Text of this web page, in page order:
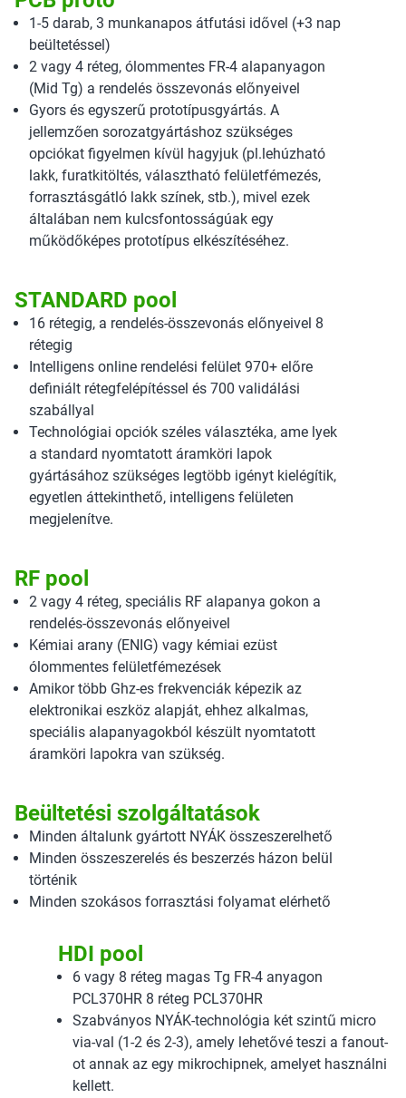
1-5 darab, 3 munkanapos átfutási idővel (+3 nap
beültetéssel)
2 vagy 4 réteg, ólommentes FR-4 alapanyagon
(Mid Tg) a rendelés összevonás előnyeivel
Gyors és egyszerű prototípusgyártás. A
jellemzően sorozatgyártáshoz szükséges
opciókat figyelmen kívül hagyjuk (pl.lehúzható
lakk, furatkitöltés, választható felületfémezés,
forrasztásgátló lakk színek, stb.), mivel ezek
általában nem kulcsfontosságúak egy
működőképes prototípus elkészítéséhez.
STANDARD pool
16 rétegig, a rendelés-összevonás előnyeivel 8
rétegig
Intelligens online rendelési felület 970+ előre
definiált rétegfelépítéssel és 700 validálási
szabállyal
Technológiai opciók széles választéka, ame lyek
a standard nyomtatott áramköri lapok
gyártásához szükséges legtöbb igényt kielégítik,
egyetlen áttekinthető, intelligens felületen
megjelenítve.
RF pool
2 vagy 4 réteg, speciális RF alapanya gokon a
rendelés-összevonás előnyeivel
Kémiai arany (ENIG) vagy kémiai ezüst
ólommentes felületfémezések
Amikor több Ghz-es frekvenciák képezik az
elektronikai eszköz alapját, ehhez alkalmas,
speciális alapanyagokból készült nyomtatott
áramköri lapokra van szükség.
Beültetési szolgáltatások
Minden általunk gyártott NYÁK összeszerelhető
Minden összeszerelés és beszerzés házon belül
történik
Minden szokásos forrasztási folyamat elérhető
HDI pool
6 vagy 8 réteg magas Tg FR-4 anyagon
PCL370HR 8 réteg PCL370HR
Szabványos NYÁK-technológia két szintű micro
via-val (1-2 és 2-3), amely lehetővé teszi a fanout-
ot annak az egy mikrochipnek, amelyet használni
kellett.